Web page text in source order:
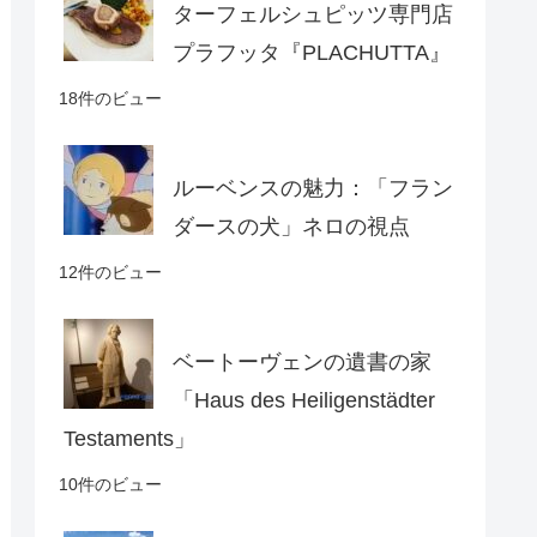
ターフェルシュピッツ専門店
プラフッタ『PLACHUTTA』
18件のビュー
ルーベンスの魅力：「フラン
ダースの犬」ネロの視点
12件のビュー
ベートーヴェンの遺書の家
「Haus des Heiligenstädter
Testaments」
10件のビュー